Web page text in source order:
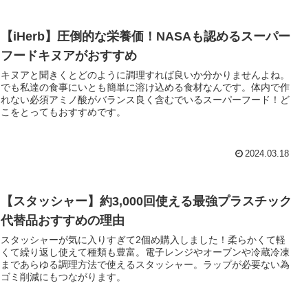
【iHerb】圧倒的な栄養価！NASAも認めるスーパー
フードキヌアがおすすめ
キヌアと聞きくとどのように調理すれば良いか分かりませんよね。
でも私達の食事にいとも簡単に溶け込める食材なんです。体内で作
れない必須アミノ酸がバランス良く含むでいるスーパーフード！ど
こをとってもおすすめです。
2024.03.18
【スタッシャー】約3,000回使える最強プラスチック
代替品おすすめの理由
スタッシャーが気に入りすぎて2個め購入しました！柔らかくて軽
くて繰り返し使えて種類も豊富。電子レンジやオーブンや冷蔵冷凍
まであらゆる調理方法で使えるスタッシャー。ラップが必要ない為
ゴミ削減にもつながります。